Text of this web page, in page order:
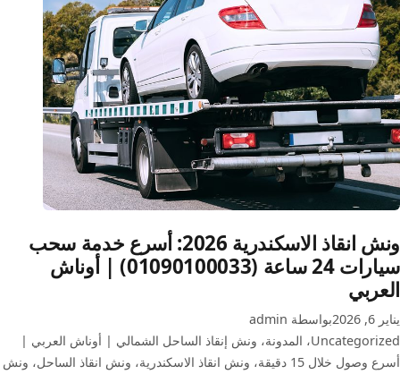
حتى
120
ونش انقاذ الاسكندرية 2026: أسرع خدمة سحب
سيارات 24 ساعة (01090100033) | أوناش
العربي
يناير 6, 2026
بواسطة admin
Uncategorized، المدونة، ونش إنقاذ الساحل الشمالي | أوناش العربي |
أسرع وصول خلال 15 دقيقة
، ونش انقاذ الاسكندرية، ونش انقاذ الساحل، ونش